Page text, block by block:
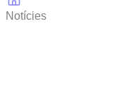
Notícies